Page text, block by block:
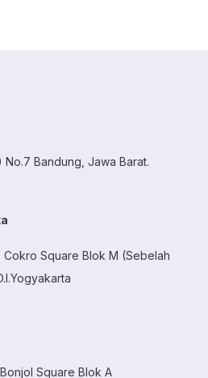
Bandung, Jawa Barat.
Square Blok M (Sebelah
Square Blok A